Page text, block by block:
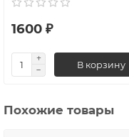
1600 ₽
В корзину
Похожие товары